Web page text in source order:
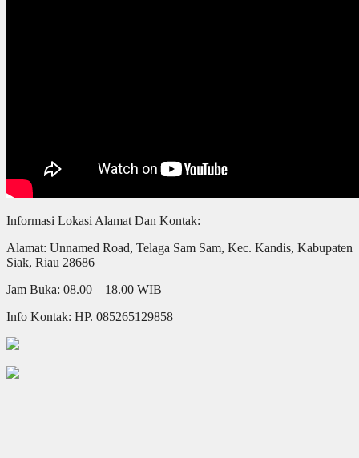
Informasi Lokasi Alamat Dan Kontak:
Alamat: Unnamed Road, Telaga Sam Sam, Kec. Kandis, Kabupaten
Siak, Riau 28686
Jam Buka: 08.00 – 18.00 WIB
Info Kontak: HP. 085265129858